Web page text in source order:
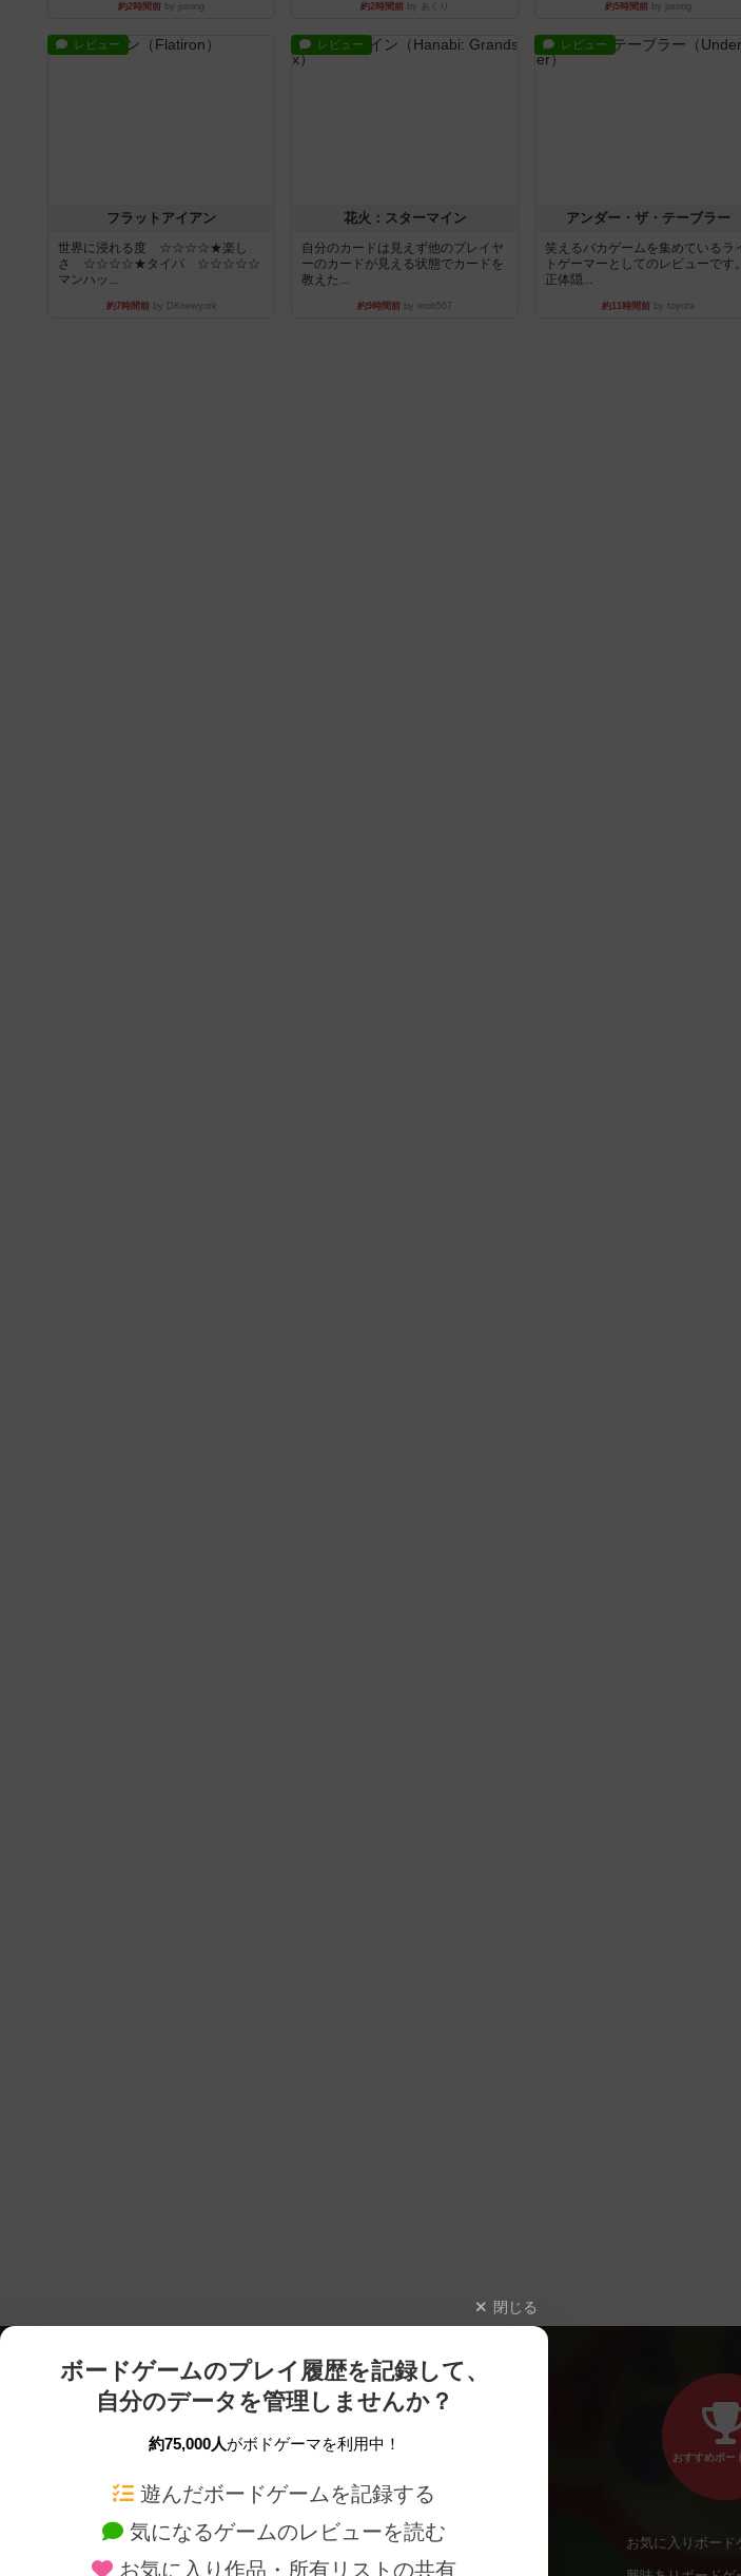
約2時間前 by jurong 約2時間前 by あくり 約5時間前 by jurong
レビュー
フラットアイアン
世界に浸れる度 ☆☆☆☆★楽し
さ ☆☆☆☆★タイパ ☆☆☆☆☆
マンハッ...
約7時間前by DKnewyork
レビュー
花火：スターマイン
自分のカードは見えず他のプレイヤ
ーのカードが見える状態でカードを
教えた...
約9時間前 by mob567
レビュー
アンダー・ザ・テーブラー
笑えるバカゲームを集めているラ
トゲーマーとしてのレビューです。
正体隠...
約11時間前 by toyota
閉じる
ボードゲームのプレイ履歴を記録して、
自分のデータを管理しませんか？
約75,000人がボドゲーマを利用中！
遊んだボードゲームを記録する
気になるゲームのレビューを読む
お気に入り作品・所有リストの共有
ボードゲームを検索する 新作・再入荷情報
おすすめボー
お気に入りボード